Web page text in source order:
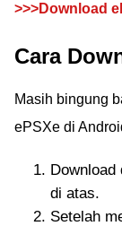
>>>Download
Cara
Masih bingung
ePSXe di
Download
di atas.
Setelah